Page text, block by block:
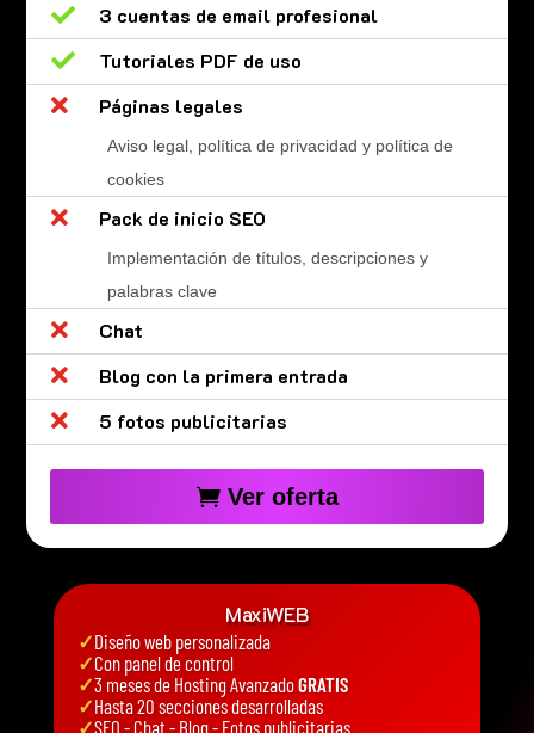

3 cuentas de email profesional

Tutoriales PDF de uso

Páginas legales
Aviso legal, política de privacidad y política de
cookies
 Pack de inicio SEO
Implementación de títulos, descripciones y
palabras clave

Chat

Blog con la primera entrada

5 fotos publicitarias
Ver oferta
MaxiWEB
✓Diseño web personalizada
✓Con panel de control
✓3 meses de Hosting AvanzadoGRATIS
✓Hasta 20 secciones desarrolladas
✓SEO - Chat - Blog - Fotos publicitarias